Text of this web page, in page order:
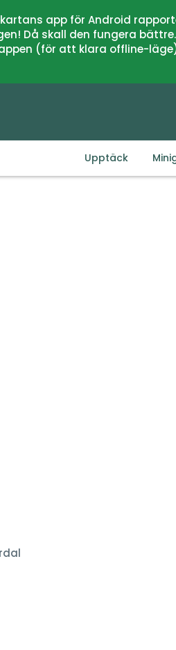
app för Android
Då skall den fungera
(för att klara offline-
Upptäck